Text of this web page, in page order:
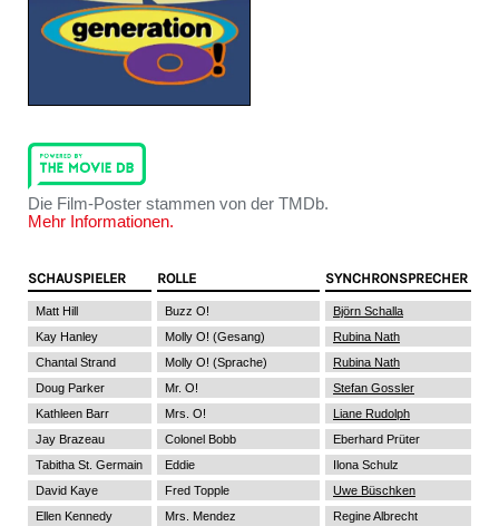
Die Film-Poster stammen von der TMDb.
Mehr Informationen.
SCHAUSPIELER ROLLE SYNCHRONSPRECHER
Matt Hill Buzz O!
Björn Schalla
Kay Hanley
Molly O! (Gesang)
Rubina Nath
Chantal Strand
Molly O! (Sprache)
Rubina Nath
Doug Parker
Mr. O!
Stefan Gossler
Kathleen Barr
Mrs. O!
Liane Rudolph
Jay Brazeau
Colonel Bobb
Eberhard Prüter
Tabitha St. Germain
Eddie
Ilona Schulz
David Kaye
Fred Topple
Uwe Büschken
Ellen Kennedy
Mrs. Mendez Regine Albrecht